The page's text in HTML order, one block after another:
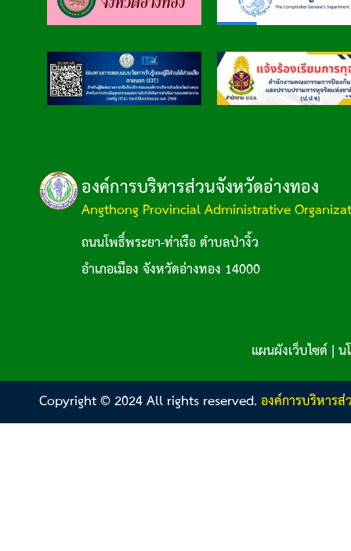
องค์การบริหารส่วนจังหวัดอ่างทอง
Angthong Provincial Administrative
ถนนโพธิ์พระยา-ท่าเรือ ตำบลป่างิ้ว
อำเภอเมือง จังหวัดอ่างทอง 14000
แผนผังเว็บไซต์|น
Copyright © 2024 All rights reserved.องค์การบริหาร